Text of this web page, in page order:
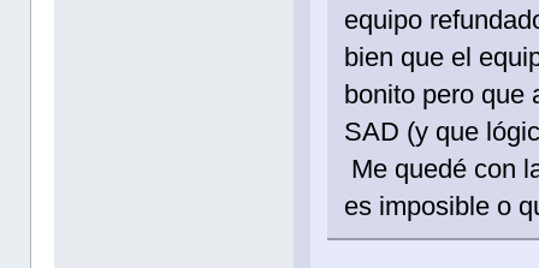
equipo
bien que el
bonito pero que
SAD (y que
Me quedé con
es imposible o